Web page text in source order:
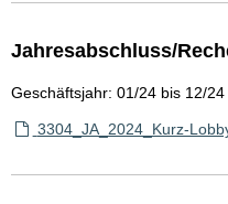
Jahresabschluss/
Geschäftsjahr: 01/24 bis 12/24
3304_JA_2024_Kurz-